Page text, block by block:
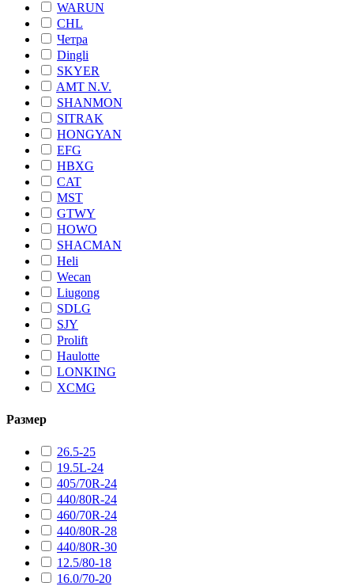
WARUN
CHL
Четра
Dingli
SKYER
AMT N.V.
SHANMON
SITRAK
HONGYAN
EFG
HBXG
CAT
MST
GTWY
HOWO
SHACMAN
Heli
Wecan
Liugong
SDLG
SJY
Prolift
Haulotte
LONKING
XCMG
Размер
26.5-25
19.5L-24
405/70R-24
440/80R-24
460/70R-24
440/80R-28
440/80R-30
12.5/80-18
16.0/70-20